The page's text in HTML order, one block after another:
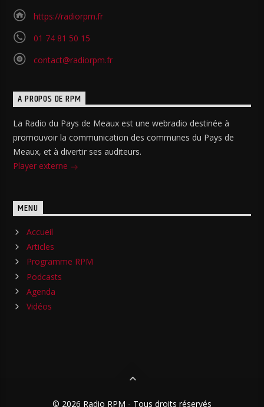
https://radiorpm.fr
01 74 81 50 15
contact@radiorpm.fr
A PROPOS DE RPM
La Radio du Pays de Meaux est une webradio destinée à
promouvoir la communication des communes du Pays de
Meaux, et à divertir ses auditeurs.
Player externe
MENU
Accueil
Articles
Programme RPM
Podcasts
Agenda
Vidéos
© 2026 Radio RPM - Tous droits réservés